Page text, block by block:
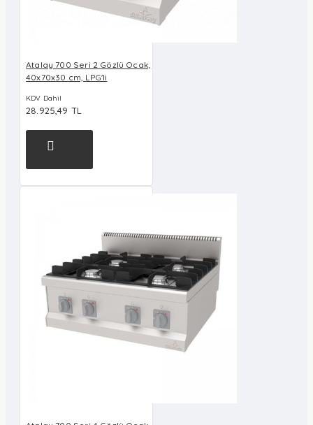
Atalay 700 Seri 2 Gözlü Ocak,
40x70x30 cm, LPG'li
KDV Dahil
28.925,49 TL